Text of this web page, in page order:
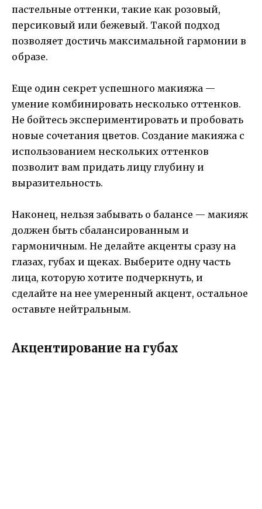
пастельные оттенки, такие как розовый,
персиковый или бежевый. Такой подход
позволяет достичь максимальной гармонии в
образе.
Еще один секрет успешного макияжа —
умение комбинировать несколько оттенков.
Не бойтесь экспериментировать и пробовать
новые сочетания цветов. Создание макияжа с
использованием нескольких оттенков
позволит вам придать лицу глубину и
выразительность.
Наконец, нельзя забывать о балансе — макияж
должен быть сбалансированным и
гармоничным. Не делайте акценты сразу на
глазах, губах и щеках. Выберите одну часть
лица, которую хотите подчеркнуть, и
сделайте на нее умеренный акцент, остальное
оставьте нейтральным.
Акцентирование на губах